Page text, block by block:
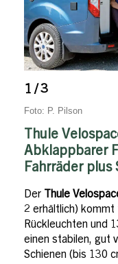
1 / 3
Foto: P. Pilson
Thule
Abklappbarer
Fahrräder plus
Der Thule
2 erhältlich)
Rückleuchten und
einen stabilen, gut
Schienen (bis 130